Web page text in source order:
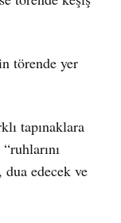
törende yer
tapınaklara
edecek ve